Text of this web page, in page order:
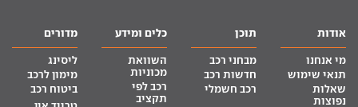
אודות
מי אנחנו
תנאי שימוש
שאלות
נפוצות
תוכן
מבחני רכב
חדשות רכב
רכב חשמלי
כלים ומידע
השוואת
מכוניות
רכב לפי
תקציב
מדורים
ליסינג
מימון לרכב
ביטוח רכב